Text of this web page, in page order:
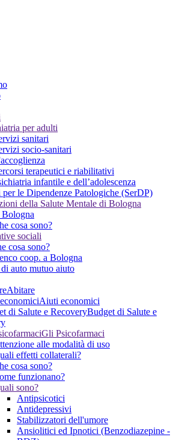
per adulti
sanitari
socio-sanitari
terapeutici e riabilitativi
infantile e dell’adolescenza
le Dipendenze Patologiche (SerDP)
della Salute Mentale di Bologna
cosa sono?
sociali
cosa sono?
coop. a Bologna
auto mutuo aiuto
Abitare
Aiuti economici
Budget di Salute e
Gli Psicofarmaci
alle modalità di uso
effetti collaterali?
cosa sono?
funzionano?
sono?
Antipsicotici
Antidepressivi
Stabilizzatori dell'umore
Ansiolitici ed Ipnotici (Benzodiazepine -